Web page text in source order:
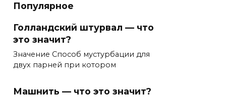
Популярное
Голландский штурвал — что
это значит?
Значение Способ мустурбации для
двух парней при котором
Машнить — что это значит?